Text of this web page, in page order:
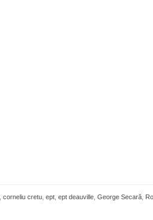
corneliu cretu ept ept deauville George Secară